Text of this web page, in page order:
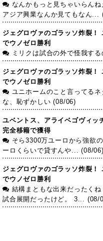
なんかもっと見ちゃいらん
アジア興業なんか見てもなん...
ジェグロヴァのゴラッソ炸裂！
でウノゼロ勝利
ミリクは試合の外で怪我す
ジェグロヴァのゴラッソ炸裂！
でウノゼロ勝利
ユニホームのこと言ってる
な、恥ずかしい (08/06)
ユベントス、アライベゴヴィッ
完全移籍で獲得
そら3300万ユーロから強欲
ーロくらいで貸すんや... (08/06)
ジェグロヴァのゴラッソ炸裂！
でウノゼロ勝利
結構まともな出来だったく
試合展開だったけど。 3... (08/